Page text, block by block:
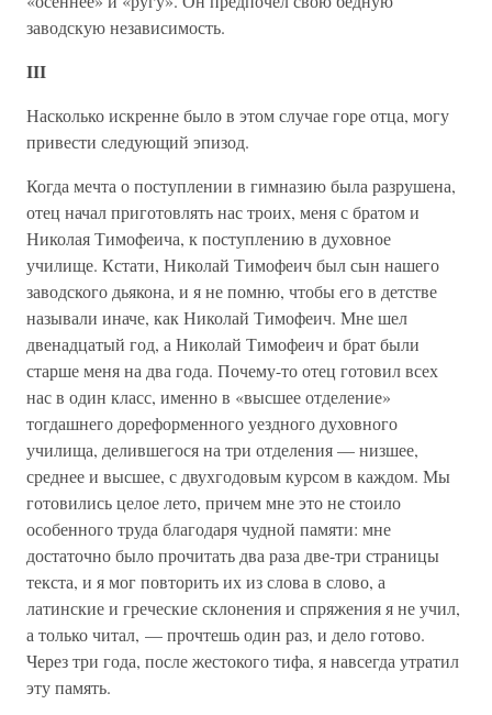
заводскую независимость.
III
Насколько искренне было в этом случае горе отца, могу
привести следующий эпизод.
Когда мечта о поступлении в гимназию была разрушена,
отец начал приготовлять нас троих, меня с братом и
Николая Тимофеича, к поступлению в духовное
училище. Кстати, Николай Тимофеич был сын нашего
заводского дьякона, и я не помню, чтобы его в детстве
называли иначе, как Николай Тимофеич. Мне шел
двенадцатый год, а Николай Тимофеич и брат были
старше меня на два года. Почему-то отец готовил всех
нас в один класс, именно в «высшее отделение»
тогдашнего дореформенного уездного духовного
училища, делившегося на три отделения — низшее,
среднее и высшее, с двухгодовым курсом в каждом. Мы
готовились целое лето, причем мне это не стоило
особенного труда благодаря чудной памяти: мне
достаточно было прочитать два раза две-три страницы
текста, и я мог повторить их из слова в слово, а
латинские и греческие склонения и спряжения я не учил,
а только читал, — прочтешь один раз, и дело готово.
Через три года, после жестокого тифа, я навсегда утратил
эту память.